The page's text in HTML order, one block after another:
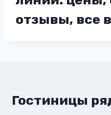
отзывы, все
Гостиницы